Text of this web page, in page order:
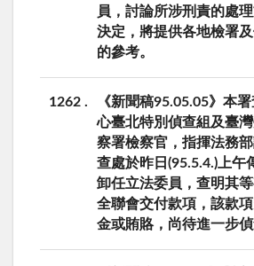
員，討論所涉刑責的處
決定，將提供各地檢署
的參考。
1262
《新聞稿95.05.05》本
心臺北特別偵查組及臺
察署檢察官，指揮法務
查處於昨日(95.5.4.)上午
卸任立法委員，查明其
全聯會交付款項，該款
金或賄賂，尚待進一步偵